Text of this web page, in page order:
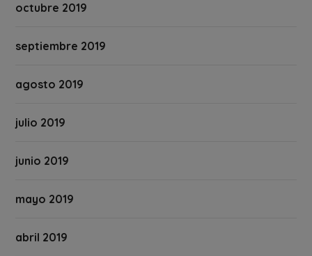
octubre 2019
septiembre 2019
agosto 2019
julio 2019
junio 2019
mayo 2019
abril 2019